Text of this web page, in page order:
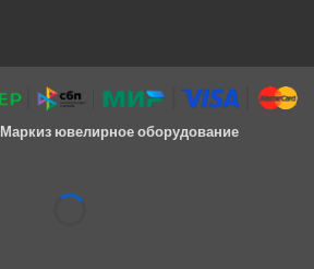
Маркиз ювелирное оборудование